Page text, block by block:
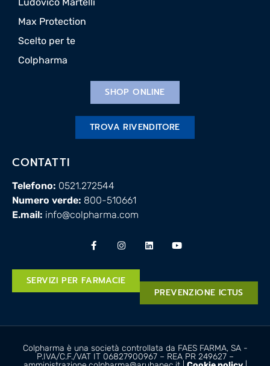
Max Protection
Scelto per te
Colpharma
SHOP ONLINE
TROVA RIVENDITORE
CONTATTI
Telefono: 0521.272544
Numero verde: 800-510661
E.mail: info@colpharma.com
SERVIZI PER FARMACIE
PREVENZIONE ICTUS
Colpharma è una società controllata da FAES FARMA, SA -
P.IVA/C.F./VAT IT 06827900967 – REA PR 249627 –